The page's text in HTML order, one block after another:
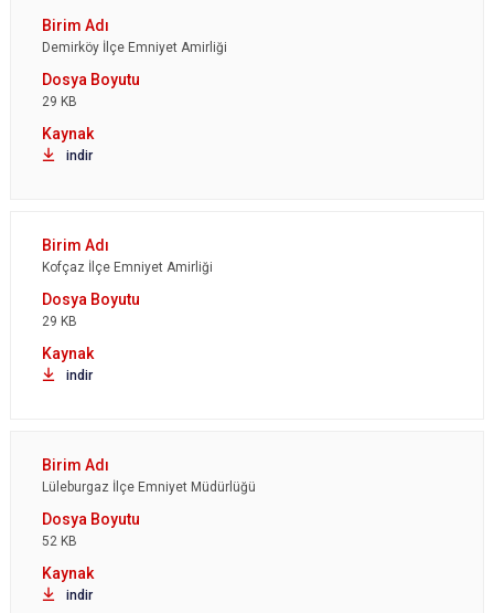
Demirköy İlçe Emniyet Amirliği
29 KB
indir
Kofçaz İlçe Emniyet Amirliği
29 KB
indir
Lüleburgaz İlçe Emniyet Müdürlüğü
52 KB
indir